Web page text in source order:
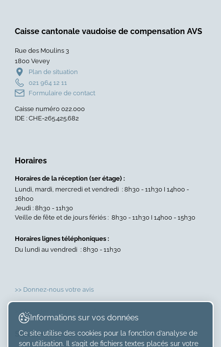
Caisse cantonale vaudoise de compensation AVS
Rue des Moulins 3
1800 Vevey
Plan de situation
021 964 12 11
Formulaire de contact
Caisse numéro 022.000
IDE : CHE-265.425.682
Horaires
Horaires de la réception (1er étage) :
Lundi, mardi, mercredi et vendredi : 8h30 - 11h30 I 14h00 -
16h00
Jeudi : 8h30 - 11h30
Veille de fête et de jours fériés : 8h30 - 11h30 I 14h00 - 15h30
Horaires lignes téléphoniques :
Du lundi au vendredi : 8h30 - 11h30
>> Donnez-nous votre avis
>> Accéder au calendrier des paiements
Suivez-nous sur
Informations sur vos données
Ce site utilise des cookies pour la fonction d’analyse de
son utilisation. Il s’agit de fichiers textes placés sur votre